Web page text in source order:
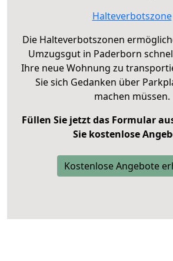
Halteverbotszone
Die Halteverbotszonen
Umzugsgut in Paderborn
Ihre neue Wohnung zu
Sie sich Gedanken über
machen müssen.
Füllen Sie jetzt das Formular
Sie kostenlose
Kostenlose Angebote